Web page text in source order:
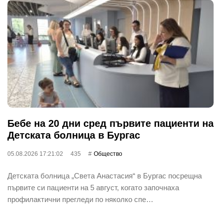
Бебе на 20 дни сред първите пациенти на
Детската болница в Бургас
05.08.2026 17:21:02 435 Общество
Детската болница „Света Анастасия“ в Бургас посрещна
първите си пациенти на 5 август, когато започнаха
профилактични прегледи по няколко спе…